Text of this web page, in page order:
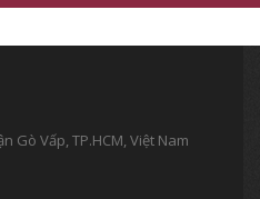
Gò Vấp, TP.HCM, Việt Nam